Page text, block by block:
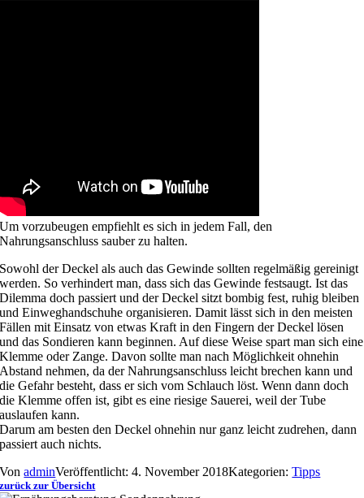
Um vorzubeugen empfiehlt es sich in jedem Fall, den
Nahrungsanschluss sauber zu halten.
Sowohl der Deckel als auch das Gewinde sollten regelmäßig gereinigt
werden. So verhindert man, dass sich das Gewinde festsaugt. Ist das
Dilemma doch passiert und der Deckel sitzt bombig fest, ruhig bleiben
und Einweghandschuhe organisieren. Damit lässt sich in den meisten
Fällen mit Einsatz von etwas Kraft in den Fingern der Deckel lösen
und das Sondieren kann beginnen. Auf diese Weise spart man sich eine
Klemme oder Zange. Davon sollte man nach Möglichkeit ohnehin
Abstand nehmen, da der Nahrungsanschluss leicht brechen kann und
die Gefahr besteht, dass er sich vom Schlauch löst. Wenn dann doch
die Klemme offen ist, gibt es eine riesige Sauerei, weil der Tube
auslaufen kann.
Darum am besten den Deckel ohnehin nur ganz leicht zudrehen, dann
passiert auch nichts.
VonadminVeröffentlicht: 4. November 2018Kategorien:Tipps
zurück zur Übersicht